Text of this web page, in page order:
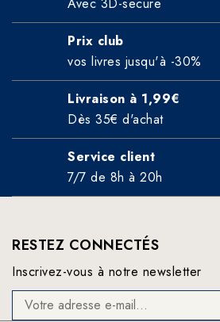
Prix club
vos livres jusqu'à -30%
Livraison à 1,99€
Dès 35€ d'achat
Service client
7/7 de 8h à 20h
RESTEZ CONNECTÉS
Inscrivez-vous à notre newsletter